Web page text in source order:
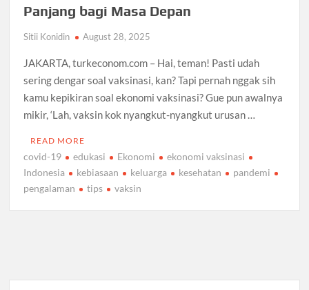
Panjang bagi Masa Depan
Sitii Konidin August 28, 2025
JAKARTA, turkeconom.com – Hai, teman! Pasti udah
sering dengar soal vaksinasi, kan? Tapi pernah nggak sih
kamu kepikiran soal ekonomi vaksinasi? Gue pun awalnya
mikir, ‘Lah, vaksin kok nyangkut-nyangkut urusan …
READ MORE
covid-19 edukasi Ekonomi
ekonomi vaksinasi
Indonesia
kebiasaan keluarga kesehatan
pandemi
pengalaman
tips vaksin